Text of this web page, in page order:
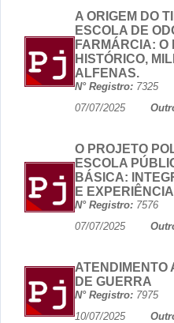
A ORIGEM DO
ESCOLA DE
FARMÁRCIA: O
HISTÓRICO,
ALFENAS.
N° Registro:
07/07/2025
O PROJETO
ESCOLA
BÁSICA:
E
N° Registro:
07/07/2025
ATENDIMENTO
DE GUERRA
N° Registro:
10/07/2025